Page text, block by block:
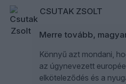
CSUTAK ZSOLT
Merre tovább,
Könnyű azt mondani,
az úgynevezett
elköteleződés és a